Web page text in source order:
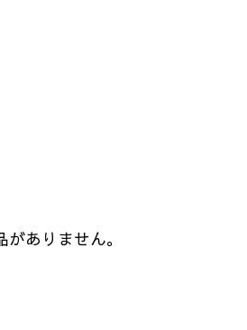
ありません。